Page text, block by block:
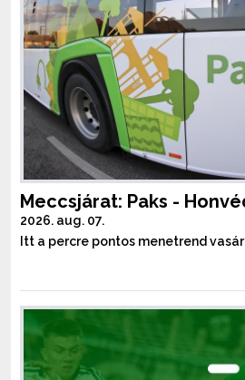
Meccsjárat: Paks -
2026. aug. 07.
Itt a percre pontos menetrend